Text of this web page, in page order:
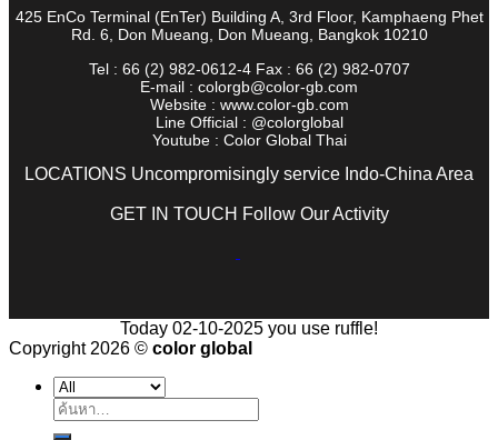
425 EnCo Terminal (EnTer) Building A, 3rd Floor, Kamphaeng Phet
Rd. 6, Don Mueang, Don Mueang, Bangkok 10210
Tel : 66 (2) 982-0612-4 Fax : 66 (2) 982-0707
E-mail : colorgb@color-gb.com
Website : www.color-gb.com
Line Official : @colorglobal
Youtube : Color Global Thai
LOCATIONS Uncompromisingly service Indo-China Area
GET IN TOUCH Follow Our Activity
Today 02-10-2025 you use ruffle!
Copyright 2026 © color global
ค้นหา: